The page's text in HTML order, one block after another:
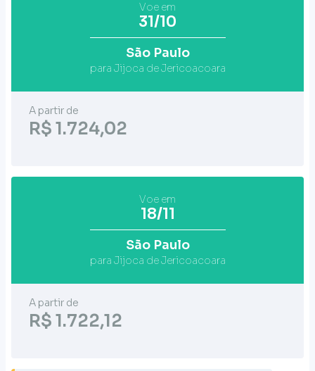
Voe em
31/10
São Paulo
para Jijoca de Jericoacoara
A partir de
R$ 1.724,02
Voe em
18/11
São Paulo
para Jijoca de Jericoacoara
A partir de
R$ 1.722,12